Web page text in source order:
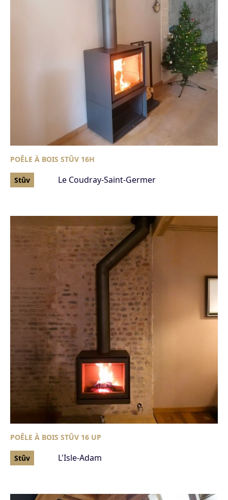
POÊLE À BOIS STÛV 16H
Stûv Le Coudray-Saint-Germer
POÊLE À BOIS STÛV 16 UP
Stûv L'Isle-Adam